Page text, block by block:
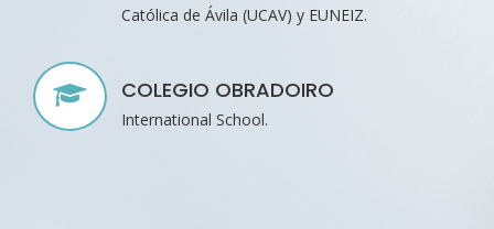
Católica de Ávila (UCAV) y EUNEIZ.
COLEGIO OBRADOIRO
International School.